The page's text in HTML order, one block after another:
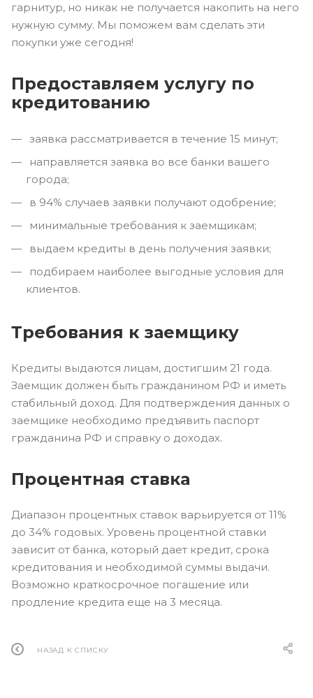
гарнитур, но никак не получается накопить на него
нужную сумму. Мы поможем вам сделать эти
покупки уже сегодня!
Предоставляем услугу по
кредитованию
заявка рассматривается в течение 15 минут;
направляется заявка во все банки вашего
города;
в 94% случаев заявки получают одобрение;
минимальные требования к заемщикам;
выдаем кредиты в день получения заявки;
подбираем наиболее выгодные условия для
клиентов.
Требования к заемщику
Кредиты выдаются лицам, достигшим 21 года.
Заемщик должен быть гражданином РФ и иметь
стабильный доход. Для подтверждения данных о
заемщике необходимо предъявить паспорт
гражданина РФ и справку о доходах.
Процентная ставка
Диапазон процентных ставок варьируется от 11%
до 34% годовых. Уровень процентной ставки
зависит от банка, который дает кредит, срока
кредитования и необходимой суммы выдачи.
Возможно краткосрочное погашение или
продление кредита еще на 3 месяца.
НАЗАД К СПИСКУ